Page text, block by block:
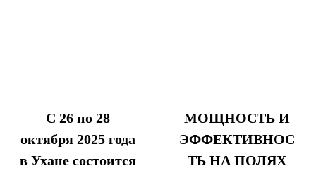
С 26 по 28
октября 2025 года
в Ухане состоится
МОЩНОСТЬ И
ЭФФЕКТИВНОС
ТЬ НА ПОЛЯХ